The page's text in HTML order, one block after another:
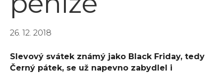
26. 12. 2018
Slevový svátek známý jako Black Friday, tedy
Černý pátek, se už napevno zabydlel i